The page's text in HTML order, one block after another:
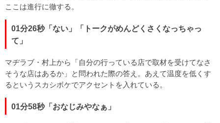
ここは進行に徹する。
01分26秒「ない」「トークがめんどくさくなっちゃっ
て」
マヂラブ・村上から「自分の行っている店で取材を受けてなさ
そうな店はあるか」と問われた際の答え。あえて温度を低くす
るというスカシボケでアクセントを入れている。
01分58秒「おなじみやなぁ」